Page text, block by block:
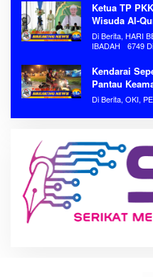
Ketua TP
Wisuda Al-
Di Berita, HARI
IBADAH
6749
Kendarai
Pantau
Di Berita, OKI,